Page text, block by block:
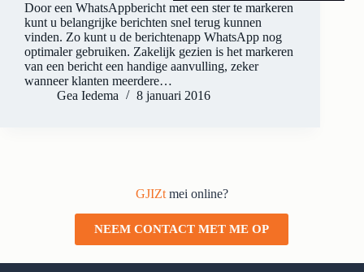
Door een WhatsAppbericht met een ster te markeren
kunt u belangrijke berichten snel terug kunnen
vinden. Zo kunt u de berichtenapp WhatsApp nog
optimaler gebruiken. Zakelijk gezien is het markeren
van een bericht een handige aanvulling, zeker
wanneer klanten meerdere…
Gea Iedema
8 januari 2016
GJIZtmei online?
NEEM CONTACT MET ME OP